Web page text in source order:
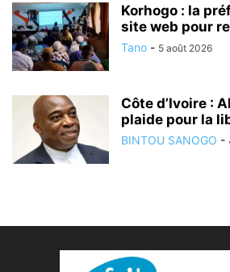
Korhogo : la
site web pour
Tano - 5 août 2026
Côte d’Ivoire :
plaide pour la
BINTOU SANOGO -